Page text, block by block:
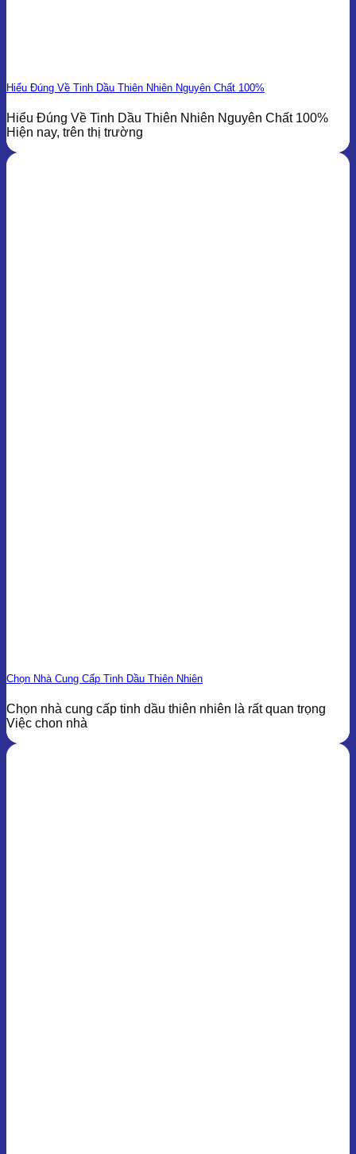
Hiểu Đúng Về Tinh Dầu Thiên Nhiên Nguyên Chất 100%
Hiểu Đúng Về Tinh Dầu Thiên Nhiên Nguyên Chất 100%
Hiện nay, trên thị trường
Chọn Nhà Cung Cấp Tinh Dầu Thiên Nhiên
Chọn nhà cung cấp tinh dầu thiên nhiên là rất quan trọng
Việc chon nhà